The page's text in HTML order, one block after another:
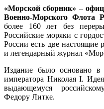
«Морской сборник» –
Военно-Морского Флота
более 160 лет без
Российские моряки с
России есть две настоящие
и легендарный журнал
Издание было основано
императора Николая I.
выдающемуся
Федору Литке.